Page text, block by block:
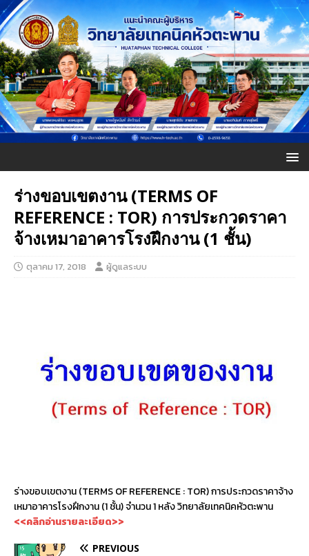
ร่างขอบเขตงาน (TERMS OF
REFERENCE : TOR) การประกวดราคา
จ้างเหมาอาคารโรงฝึกงาน (1 ชั้น)
ตุลาคม 17, 2018 ผู้ดูแลระบบ
ร่างขอบเขตงาน (TERMS OF REFERENCE : TOR) การประกวดราคาจ้าง
เหมาอาคารโรงฝึกงาน (1 ชั้น) จำนวน 1 หลัง วิทยาลัยเทคนิคหัวตะพาน
<<คลิกอ่านรายละเอียด>>
PREVIOUS